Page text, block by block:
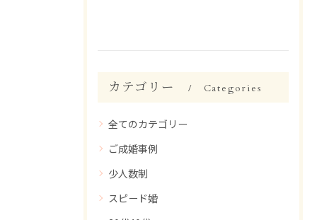
カテゴリー Categories
全てのカテゴリー
ご成婚事例
少人数制
スピード婚